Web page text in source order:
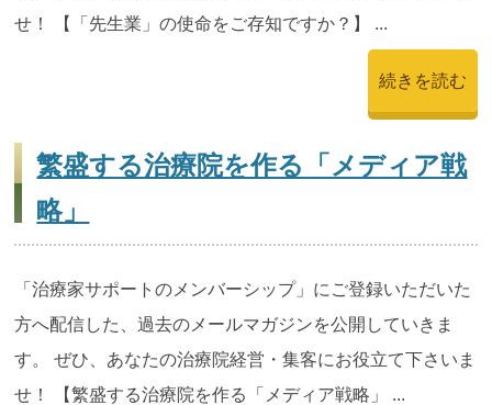
せ！ 【「先生業」の使命をご存知ですか？】 ...
続きを読む
繁盛する治療院を作る「メディア戦
略」
「治療家サポートのメンバーシップ」にご登録いただいた
方へ配信した、過去のメールマガジンを公開していきま
す。 ぜひ、あなたの治療院経営・集客にお役立て下さいま
せ！ 【繁盛する治療院を作る「メディア戦略」 ...